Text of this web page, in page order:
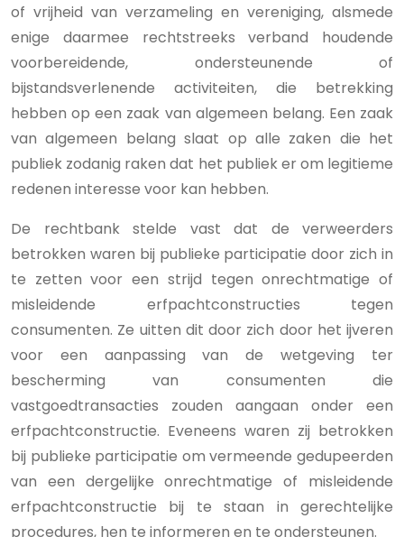
of vrijheid van verzameling en vereniging, alsmede
enige daarmee rechtstreeks verband houdende
voorbereidende, ondersteunende of
bijstandsverlenende activiteiten, die betrekking
hebben op een zaak van algemeen belang. Een zaak
van algemeen belang slaat op alle zaken die het
publiek zodanig raken dat het publiek er om legitieme
redenen interesse voor kan hebben.
De rechtbank stelde vast dat de verweerders
betrokken waren bij publieke participatie door zich in
te zetten voor een strijd tegen onrechtmatige of
misleidende erfpachtconstructies tegen
consumenten. Ze uitten dit door zich door het ijveren
voor een aanpassing van de wetgeving ter
bescherming van consumenten die
vastgoedtransacties zouden aangaan onder een
erfpachtconstructie. Eveneens waren zij betrokken
bij publieke participatie om vermeende gedupeerden
van een dergelijke onrechtmatige of misleidende
erfpachtconstructie bij te staan in gerechtelijke
procedures, hen te informeren en te ondersteunen.